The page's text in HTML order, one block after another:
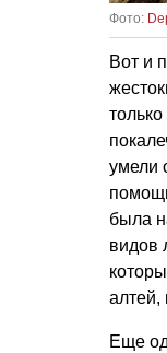
Фото:
Вот и
умели
была
видов
алтей,
Еще